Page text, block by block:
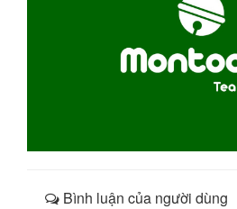
Bình luận của người dùng